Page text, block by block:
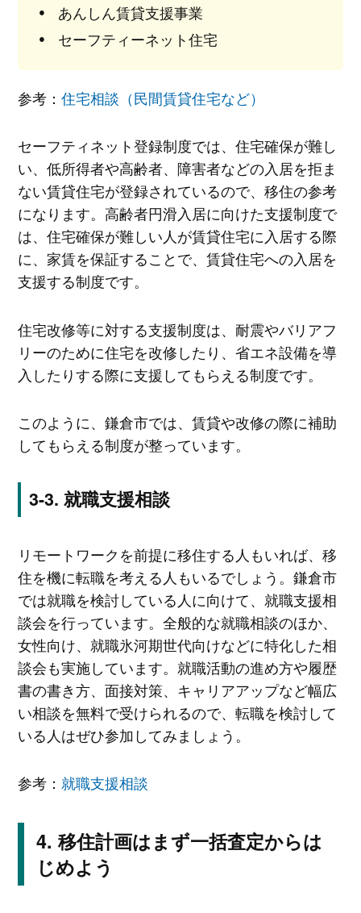
あんしん賃貸支援事業
セーフティーネット住宅
参考： 住宅相談（民間賃貸住宅など）
セーフティネット登録制度では、住宅確保が難し
い、低所得者や高齢者、障害者などの入居を拒ま
ない賃貸住宅が登録されているので、移住の参考
になります。高齢者円滑入居に向けた支援制度で
は、住宅確保が難しい人が賃貸住宅に入居する際
に、家賃を保証することで、賃貸住宅への入居を
支援する制度です。
住宅改修等に対する支援制度は、耐震やバリアフ
リーのために住宅を改修したり、省エネ設備を導
入したりする際に支援してもらえる制度です。
このように、鎌倉市では、賃貸や改修の際に補助
してもらえる制度が整っています。
就職支援相談
リモートワークを前提に移住する人もいれば、移
住を機に転職を考える人もいるでしょう。鎌倉市
では就職を検討している人に向けて、就職支援相
談会を行っています。全般的な就職相談のほか、
女性向け、就職氷河期世代向けなどに特化した相
談会も実施しています。就職活動の進め方や履歴
書の書き方、面接対策、キャリアアップなど幅広
い相談を無料で受けられるので、転職を検討して
いる人はぜひ参加してみましょう。
参考： 就職支援相談
移住計画はまず一括査定からは
じめよう